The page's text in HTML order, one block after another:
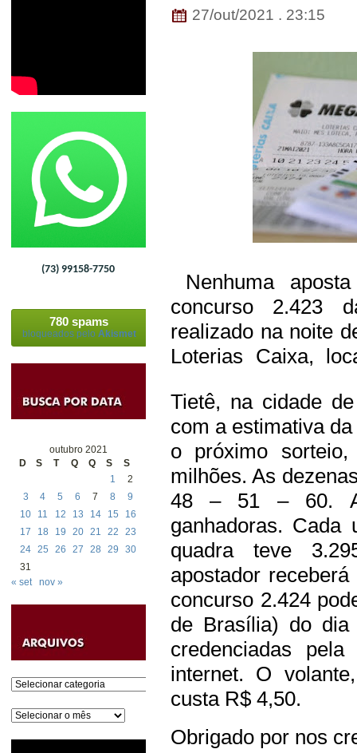
(73) 99158-7750
780 spams
bloqueados pelo Akismet
outubro 2021
D
S T Q Q S
S
1
2
3
4 5 6 7 8
9
10
11 12 13 14 15
16
17
18 19 20 21 22
23
24 25 26 27 28 29
30
31
« set
nov »
Categorias
Arquivos
27/out/2021 . 23:15
Nenhuma
concurso 2.423
realizado na noite
Loterias Caixa,
Tietê, na cidade
com a estimativa
o próximo
milhões. As
48 – 51 – 60.
ganhadoras. Cada
quadra teve
apostador
concurso 2.424
de Brasília) do dia
credenciadas
internet. O
custa R$ 4,50.
Obrigado por nos